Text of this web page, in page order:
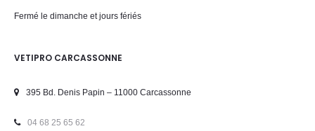
Fermé le dimanche et jours fériés
VETIPRO CARCASSONNE
395 Bd. Denis Papin – 11000 Carcassonne
04 68 25 65 62